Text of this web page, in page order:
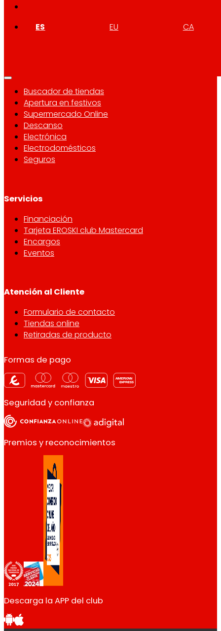
ES EU CA
Innovación
Buscador de tiendas
Apertura en festivos
Supermercado Online
Descanso
Electrónica
Electrodomésticos
Seguros
Servicios
Financiación
Tarjeta EROSKI club Mastercard
Encargos
Eventos
Atención al Cliente
Formulario de contacto
Tiendas online
Retiradas de producto
Formas de pago
Seguridad y confianza
Premios y reconocimientos
Descarga la APP del club